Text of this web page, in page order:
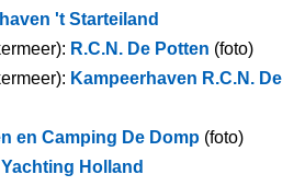
't Starteiland
R.C.N. De Potten (foto)
Kampeerhaven R.C.N. De
en Camping De Domp (foto)
Holland